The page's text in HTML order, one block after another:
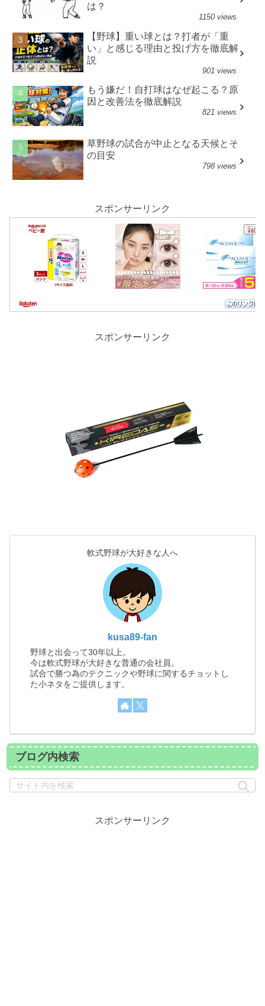
は？
1150 views
【野球】重い球とは？打者が「重
い」と感じる理由と投げ方を徹底解
説
901 views
もう嫌だ！自打球はなぜ起こる？原
因と改善法を徹底解説
821 views
草野球の試合が中止となる天候とそ
の目安
798 views
スポンサーリンク
スポンサーリンク
軟式野球が大好きな人へ
kusa89-fan
野球と出会って30年以上。
今は軟式野球が大好きな普通の会社員。
試合で勝つ為のテクニックや野球に関するチョットし
た小ネタをご提供します。
ブログ内検索
スポンサーリンク